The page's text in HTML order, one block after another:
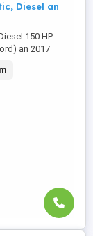
Diesel an
150 HP
an 2017
climatronic
de zi Led față
bord Volan
aliaj Geamuri